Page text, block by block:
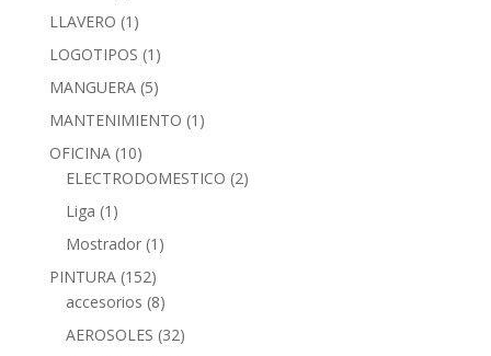
LLAVERO (1)
LOGOTIPOS (1)
MANGUERA (5)
MANTENIMIENTO (1)
OFICINA (10)
ELECTRODOMESTICO (2)
Liga (1)
Mostrador (1)
PINTURA (152)
accesorios (8)
AEROSOLES (32)